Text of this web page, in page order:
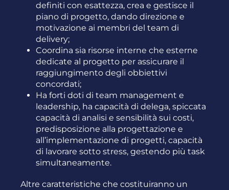
definiti con esattezza, crea e gestisce il
piano di progetto, dando direzione e
motivazione ai membri del team di
delivery;
Coordina sia risorse interne che esterne
dedicate al progetto per assicurare il
raggiungimento degli obbiettivi
concordati;
Ha forti doti di team management e
leadership, ha capacità di delega, spiccata
capacità di analisi e sensibilità sui costi,
predisposizione alla progettazione e
all’implementazione di progetti, capacità
di lavorare sotto stress, gestendo più task
simultaneamente.
Altre caratteristiche che costituiranno un